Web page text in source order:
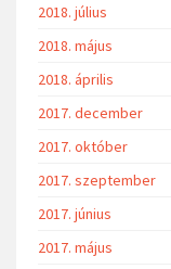
2018. július
2018. május
2018. április
2017. december
2017. október
2017. szeptember
2017. június
2017. május